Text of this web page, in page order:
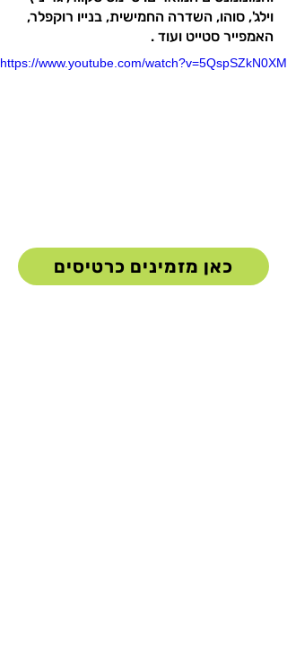
וילג', סוהו, השדרה החמישית, בנייו רוקפלר,
האמפייר סטייט ועוד .
https://www.youtube.com/watch?v=5QspSZkN0XM
כאן מזמינים כרטיסים